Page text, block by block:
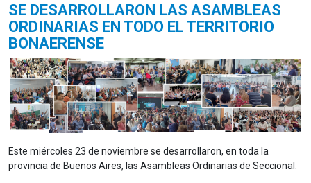
SE DESARROLLARON LAS ASAMBLEAS
ORDINARIAS EN TODO EL TERRITORIO
BONAERENSE
Este miércoles 23 de noviembre se desarrollaron, en toda la
provincia de Buenos Aires, las Asambleas Ordinarias de Seccional.